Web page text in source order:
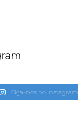
Siga-nos no Instagram